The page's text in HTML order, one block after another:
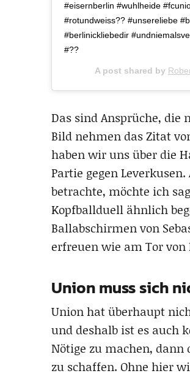
#eisernberlin #wuhlheide
#rotundweiss?? #unsereliebe
#berlinickliebedir
#??
A post shared by
Das sind Ansprüche,
Bild nehmen das Zitat
haben wir uns über die
Partie gegen
betrachte, möchte ich
Kopfballduell ähnlich
Ballabschirmen von
erfreuen wie am Tor
Union muss sich
Union hat überhaupt
und deshalb ist es auch
Nötige zu machen, dann
zu schaffen. Ohne hier